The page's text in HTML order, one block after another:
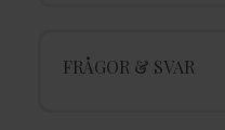
FRÅGOR & SVAR